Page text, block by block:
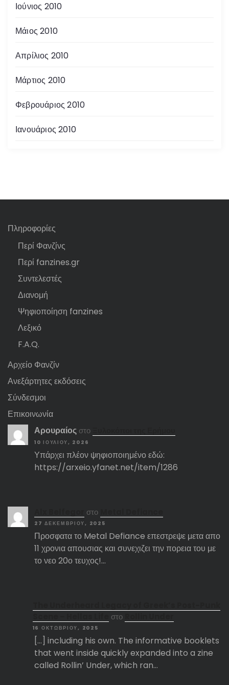
Ιούνιος 2010
Μάιος 2010
Απρίλιος 2010
Μάρτιος 2010
Φεβρουάριος 2010
Ιανουάριος 2010
Πληροφορίες
Περί Φανζίνς
Περί fanzines.gr
Συντελεστές
Διανομή
Ψηφιοποίηση fanzines
Λεξικό
F.A.Q.
Αρχείο Φανζίν
Ανεξάρτητες εκδόσεις
Σύνδεσμοι
Επικοινωνία
Αρουραίος στο
10 ΙΟΥΛΊΟΥ, 2026
Υπάρχει πλέον ψηφιοποιημένο εδώ:
https://arxeio.yfanet.net/item/1286
στο
27 ΔΕΚΕΜΒΡΊΟΥ, 2025
Προσφατα το Metal Defiance επεστρεψε μετα απο
11 χρονια απουσιας και συνεχιζει την πορεια του με
το νεο 20ο τευχος!…
στο
16 ΟΚΤΩΒΡΊΟΥ, 2025
[…] including his own. The informative booklets
that went inside quickly expanded into a zine
called Rollin’ Under, which ran…